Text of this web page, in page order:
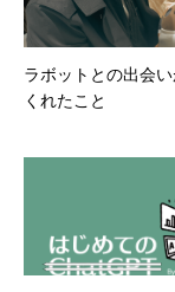
ラボットとの出会
くれたこと